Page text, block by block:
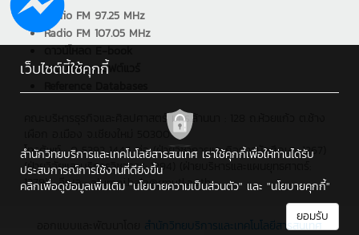
Radio FM 97.25 MHz
Radio FM 107.05 MHz
ดาวน์โหลด ซอฟต์แวร์
คณะบริหารธุรกิจและศิลปศาสตร์ มทร.ล้านนา : 128 ถ.ห้วยแก้ว ต.ช้าง
เผือก อ.เมือง จ.เชียงใหม่ 50300
โทรศัพท์ : 0 5392 1444 ต่อ (ฝ่ายวิชาการและกิจการนักศึกษา: 1267)
(ฝ่ายวิจัยและบริการวิชาการ: 1294) (ฝ่ายบริหารและแผนยุทธศาตร์:
1279) , อีเมล : alumni.bala@rmutl.ac.th
เว็บไซต์นี้ใช้คุกกี้
สำนักวิทยบริการและเทคโนโลยีสารสนเทศ เราใช้คุกกี้เพื่อให้ท่านได้รับ
ประสบการณ์การใช้งานที่ดียิ่งขึ้น
คลิกเพื่อดูข้อมูลเพิ่มเติม "นโยบายความเป็นส่วนตัว" และ "นโยบายคุกกี้"
ยอมรับ
สำนักวิทยบริการและเทคโนโลยีสารสนเทศ